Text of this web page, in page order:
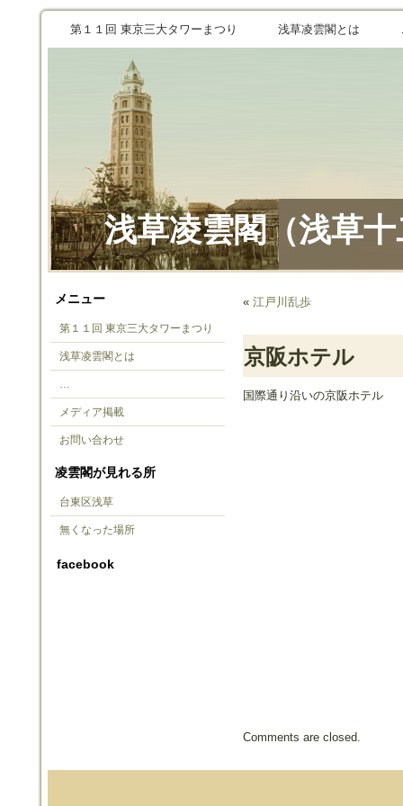
第１１回 東京三大タワーまつり 浅草凌雲閣とは
浅草凌雲閣（浅草
メニュー
第１１回 東京三大タワーまつり
浅草凌雲閣とは
…
メディア掲載
お問い合わせ
凌雲閣が見れる所
台東区浅草
無くなった場所
facebook
« 江戸川乱歩
京阪ホテル
国際通り沿いの京阪ホテル
Comments are closed.